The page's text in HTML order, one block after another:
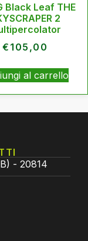
Black Leaf THE
2
€ 105,00
al carrello
- 20814